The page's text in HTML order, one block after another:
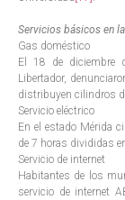
Servicios básicos en
Gas doméstico
El 18 de diciembre
Libertador,
distribuyen cilindros
Servicio eléctrico
En el estado Mérida
de 7 horas divididas
Servicio de internet
Habitantes de los
servicio de internet